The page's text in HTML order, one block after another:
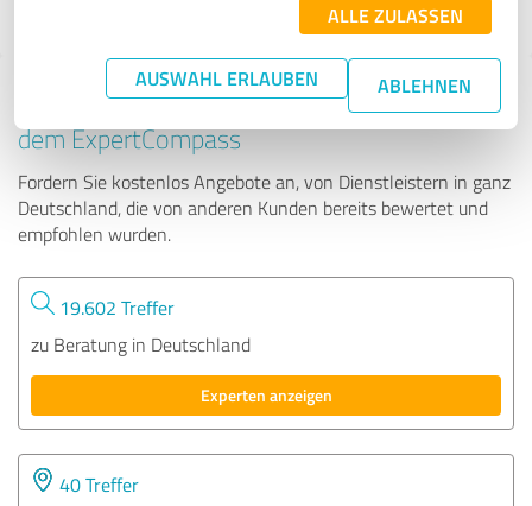
ALLE ZULASSEN
AUSWAHL ERLAUBEN ABLEHNEN
Tipp: Die passenden Experten finden - mit
dem ExpertCompass
Fordern Sie kostenlos Angebote an, von Dienstleistern in ganz
Deutschland, die von anderen Kunden bereits bewertet und
empfohlen wurden.
19.602 Treffer
zu Beratung in Deutschland
Experten anzeigen
40 Treffer